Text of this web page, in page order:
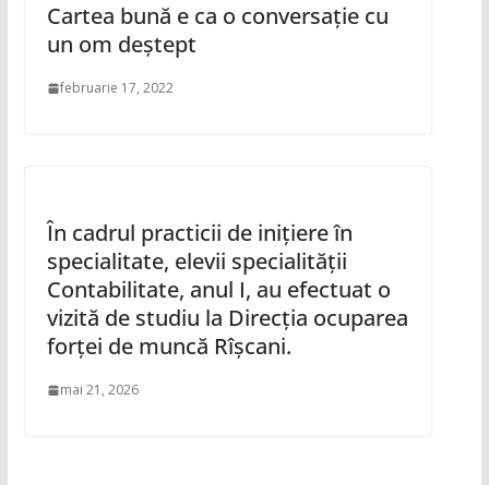
Cartea bună e ca o conversaţie cu
un om deştept
februarie 17, 2022
În cadrul practicii de inițiere în
specialitate, elevii specialității
Contabilitate, anul I, au efectuat o
vizită de studiu la Direcția ocuparea
forței de muncă Rîșcani.
mai 21, 2026